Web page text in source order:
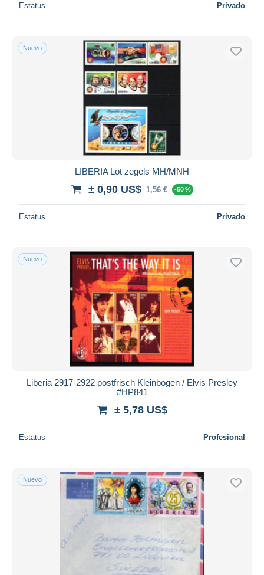
Estatus Privado
Nuevo
LIBERIA Lot zegels MH/MNH
± 0,90 US$ 1,56 € -50 %
Estatus Privado
Nuevo
Liberia 2917-2922 postfrisch Kleinbogen / Elvis Presley
#HP841
± 5,78 US$
Estatus Profesional
Nuevo